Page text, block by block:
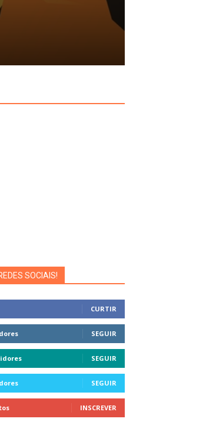
SOCIAIS!
CURTIR
SEGUIR
SEGUIR
SEGUIR
INSCREVER